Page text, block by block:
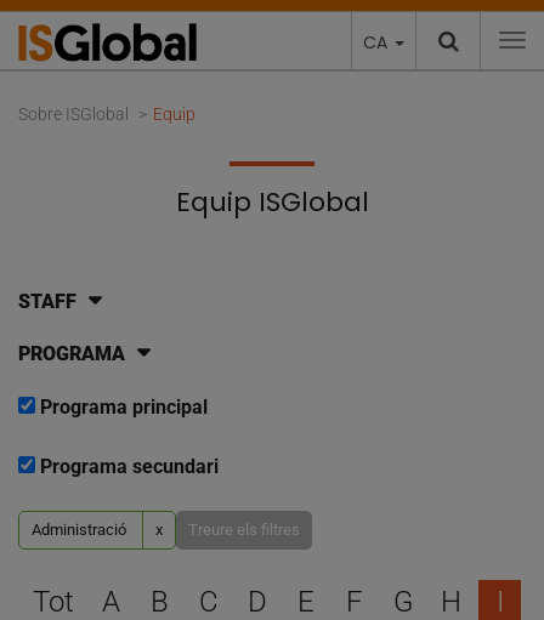
CA
Sobre ISGlobal Equip
Equip ISGlobal
STAFF
PROGRAMA
Programa principal
Programa secundari
Administració x Treure els filtres
Escull una lletra per filtrar
Tot A B C D E F G H
I